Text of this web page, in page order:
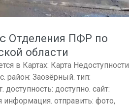
Отделения ПФР по
области
в Картах: Карта Недоступности
район: Заозёрный. тип:
доступность: доступно. сайт:
информация. отправить: фото,